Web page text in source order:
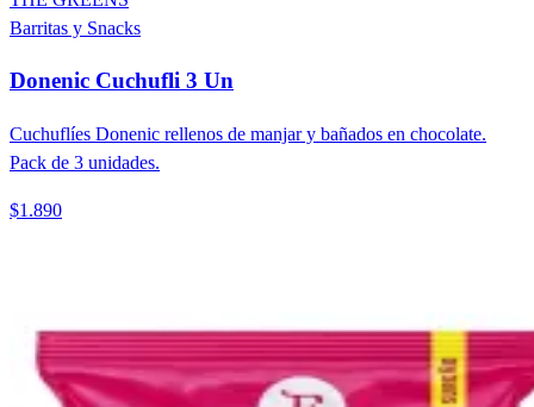
Barritas y Snacks
Donenic Cuchufli 3 Un
Cuchuflíes Donenic rellenos de manjar y bañados en chocolate.
Pack de 3 unidades.
$1.890